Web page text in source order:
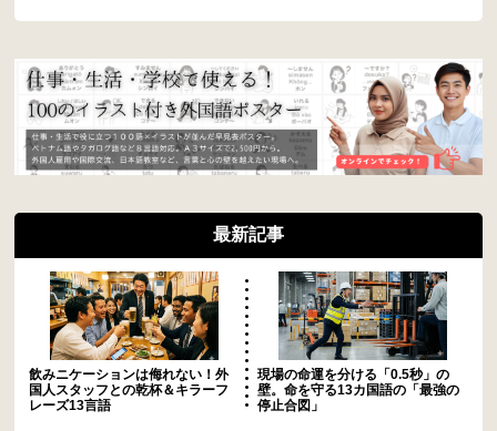
最新記事
飲みニケーションは侮れない！外
国人スタッフとの乾杯＆キラーフ
レーズ13言語
現場の命運を分ける「0.5秒」の
壁。命を守る13カ国語の「最強の
停止合図」